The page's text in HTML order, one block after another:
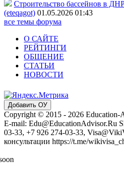
Строительство бассейнов в
(eteqagot) 01.05.2026 01:43
все темы форума
О САЙТЕ
РЕЙТИНГИ
ОБЩЕНИЕ
СТАТЬИ
НОВОСТИ
Добавить ОУ
Copyright © 2015 - 2026 Education-
E-mail: Edu@EducationAdvisor.Ru
03-33, +7 926 274-03-33,
консультации https://t.me/